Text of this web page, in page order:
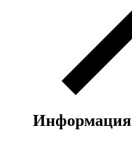
Информация